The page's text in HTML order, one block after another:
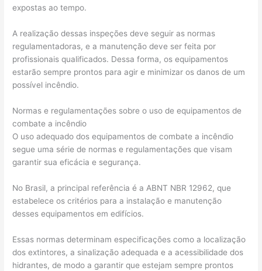
expostas ao tempo.
A realização dessas inspeções deve seguir as normas
regulamentadoras, e a manutenção deve ser feita por
profissionais qualificados. Dessa forma, os equipamentos
estarão sempre prontos para agir e minimizar os danos de um
possível incêndio.
Normas e regulamentações sobre o uso de equipamentos de
combate a incêndio
O uso adequado dos equipamentos de combate a incêndio
segue uma série de normas e regulamentações que visam
garantir sua eficácia e segurança.
No Brasil, a principal referência é a ABNT NBR 12962, que
estabelece os critérios para a instalação e manutenção
desses equipamentos em edifícios.
Essas normas determinam especificações como a localização
dos extintores, a sinalização adequada e a acessibilidade dos
hidrantes, de modo a garantir que estejam sempre prontos